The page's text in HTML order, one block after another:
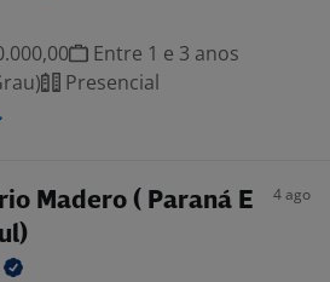
Entre 1 e 3 anos
Presencial
Madero ( Paraná E
4 ago